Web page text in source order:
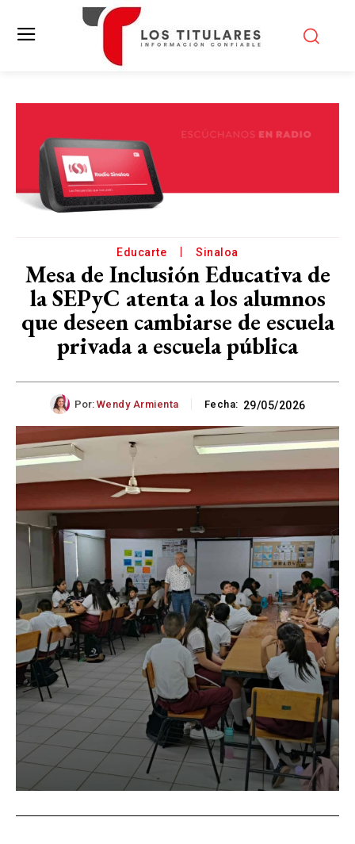
Educarte Sinaloa
Mesa de Inclusión Educativa de
la SEPyC atenta a los alumnos
que deseen cambiarse de escuela
privada a escuela pública
Por: Wendy Armienta Fecha: 29/05/2026